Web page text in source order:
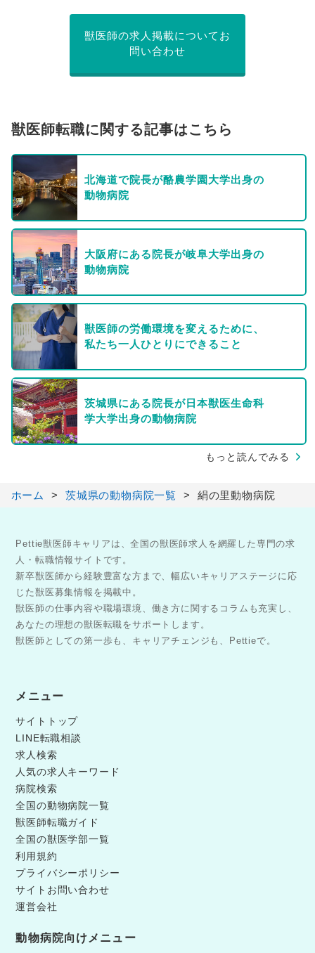
獣医師の求人掲載についてお
問い合わせ
獣医師転職に関する記事はこちら
北海道で院長が酪農学園大学出身の
動物病院
大阪府にある院長が岐阜大学出身の
動物病院
獣医師の労働環境を変えるために、
私たち一人ひとりにできること
茨城県にある院長が日本獣医生命科
学大学出身の動物病院
もっと読んでみる
ホーム 茨城県の動物病院一覧 絹の里動物病院
Pettie獣医師キャリアは、全国の獣医師求人を網羅した専門の求
人・転職情報サイトです。
新卒獣医師から経験豊富な方まで、幅広いキャリアステージに応
じた獣医募集情報を掲載中。
獣医師の仕事内容や職場環境、働き方に関するコラムも充実し、
あなたの理想の獣医転職をサポートします。
獣医師としての第一歩も、キャリアチェンジも、Pettieで。
メニュー
サイトトップ
LINE転職相談
求人検索
人気の求人キーワード
病院検索
全国の動物病院一覧
獣医師転職ガイド
全国の獣医学部一覧
利用規約
プライバシーポリシー
サイトお問い合わせ
運営会社
動物病院向けメニュー